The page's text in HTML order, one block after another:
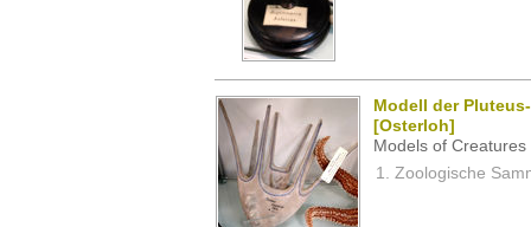
Modell der
[Osterloh]
Models of
Zoologische